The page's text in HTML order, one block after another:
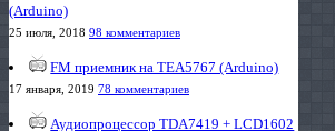
(Arduino)
25 июля, 2018 98 комментариев
FM приемник на TEA5767 (Arduino)
17 января, 2019 78 комментариев
Аудиопроцессор TDA7419 + LCD1602